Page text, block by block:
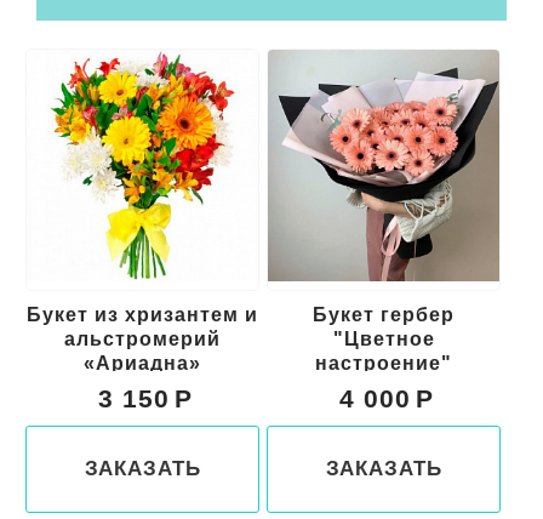
Букет из хризантем и
альстромерий
«Ариадна»
3 150
ЗАКАЗАТЬ
Букет гербер
"Цветное
настроение"
4 000
ЗАКАЗАТЬ